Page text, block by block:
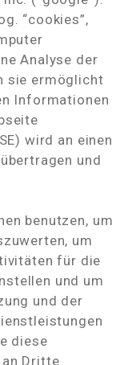
“cookies”,
Analyse der
sie ermöglicht
Informationen
wird an einen
und
benutzen, um
um
für die
und um
und der
diese
Dritte